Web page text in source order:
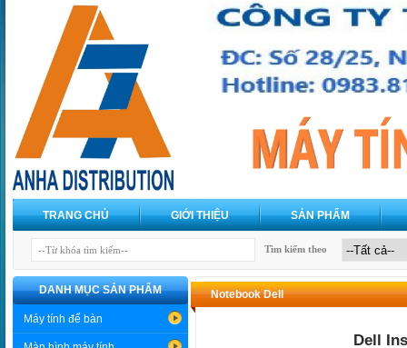
TRANG CHỦ GIỚI THIỆU SẢN PHẨM
Tìm kiếm theo
DANH MỤC SẢN PHẨM
Máy tính để bàn
Notebook Dell
Dell